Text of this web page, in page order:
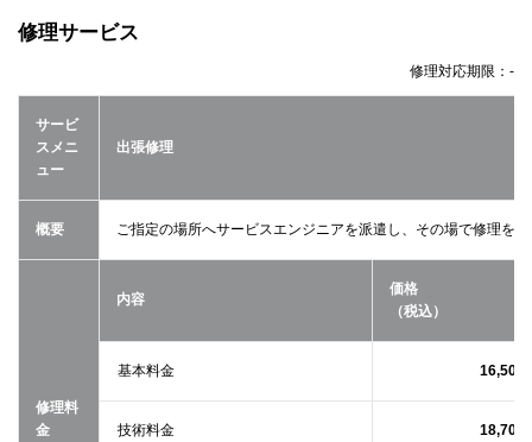
修理サービス
修理対応期限： -
サービ
スメニ
ュー
出張修理
概要 ご指定の場所へサービスエンジニアを派遣し、その場で修理を
修理料
金
内容
価格
（税込）
基本料金 16,500
技術料金 18,700